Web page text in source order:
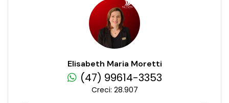
Elisabeth Maria Moretti
(47) 99614-3353
Creci: 28.907